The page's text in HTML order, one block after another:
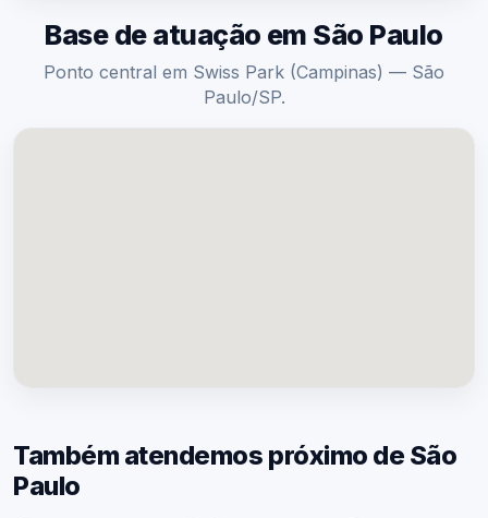
Base de atuação em São Paulo
Ponto central em Swiss Park (Campinas) — São
Paulo/SP.
Também atendemos próximo de São
Paulo